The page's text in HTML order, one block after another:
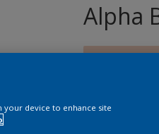
Alpha
your device to enhance site